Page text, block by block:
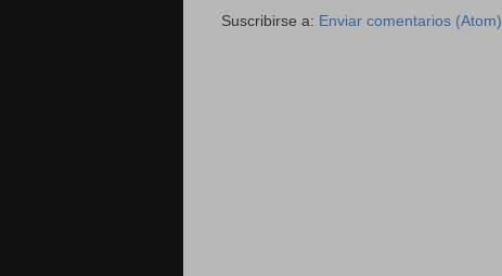
Suscribirse a: Enviar comentarios (Atom)